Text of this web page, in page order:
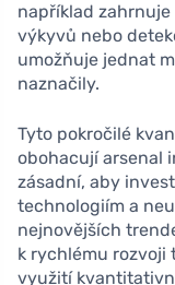
například
výkyvů nebo
umožňuje jednat
naznačily.
Tyto pokročilé
obohacují arsenal
zásadní, aby
technologiím a
nejnovějších
k rychlému rozvoji
využití